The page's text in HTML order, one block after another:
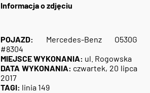
Informacja o zdjęciu
POJAZD: Mercedes-Benz O530G
#8304
MIEJSCE WYKONANIA: ul. Rogowska
DATA WYKONANIA: czwartek, 20 lipca
2017
TAGI: linia 149